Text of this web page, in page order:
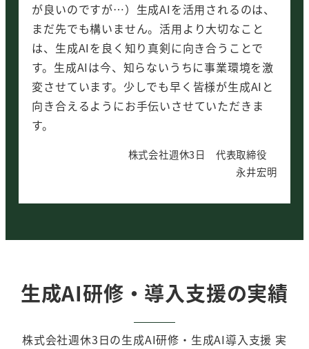
が良いのですが…）生成AIを活用されるのは、
まだ先でも構いません。活用より大切なこと
は、生成AIを良く知り真剣に向き合うことで
す。生成AIは今、知らないうちに事業環境を激
変させています。少しでも早く皆様が生成AIと
向き合えるようにお手伝いさせていただきま
す。
株式会社週休3日 代表取締役
永井宏明
生成AI研修・導入支援の実績
株式会社週休3日の生成AI研修・生成AI導入支援 実